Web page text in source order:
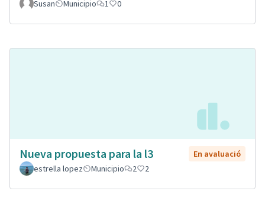
Susan Municipio 1 0
Nueva propuesta para la l3
En avaluació
estrella lopez
Municipio 2 2